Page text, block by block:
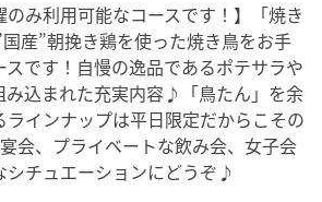
のみ利用可能なコースです！】「焼き
産”朝挽き鶏を使った焼き鳥をお手
です！自慢の逸品であるポテサラや
み込まれた充実内容♪「鳥たん」を余
インナップは平日限定だからこその
会、プライベートな飲み会、女子会
シチュエーションにどうぞ♪